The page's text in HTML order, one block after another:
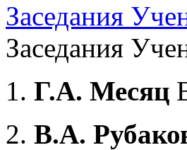
Заседания
Заседания
1. Г.А. Месяц
2. В.А.